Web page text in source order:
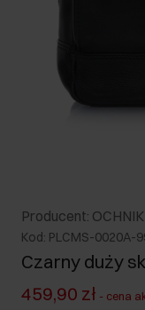
Producent: OCHNIK
Kod: PLCMS-0020A-
Czarny duży
459,90 zł - cena